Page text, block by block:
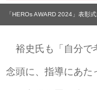
「HEROs AWARD 2024」表彰
裕史氏も「自分で
念頭に、指導にあた